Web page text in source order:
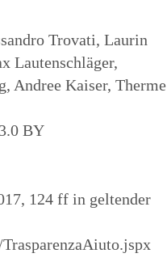
Trovati, Laurin
Lautenschläger,
Andree Kaiser, Therme
BY
124 ff in geltender